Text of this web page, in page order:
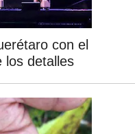
con el
los detalles